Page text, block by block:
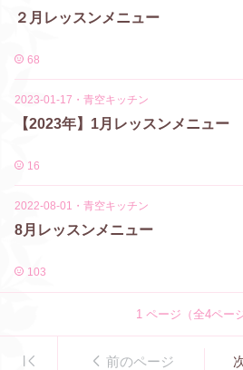
２月レッスンメニュー
68
2023-01-17 ・ 青空キッチン
【2023年】1月レッスンメニュー
16
2022-08-01 ・ 青空キッチン
8月レッスンメニュー
103
1 ページ（全4ペー
前のページ